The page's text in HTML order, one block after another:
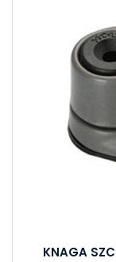
KNAGA